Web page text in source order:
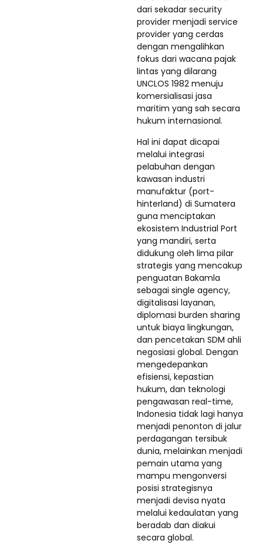
dari sekadar security
provider menjadi service
provider yang cerdas
dengan mengalihkan
fokus dari wacana pajak
lintas yang dilarang
UNCLOS 1982 menuju
komersialisasi jasa
maritim yang sah secara
hukum internasional.
Hal ini dapat dicapai
melalui integrasi
pelabuhan dengan
kawasan industri
manufaktur (port-
hinterland) di Sumatera
guna menciptakan
ekosistem Industrial Port
yang mandiri, serta
didukung oleh lima pilar
strategis yang mencakup
penguatan Bakamla
sebagai single agency,
digitalisasi layanan,
diplomasi burden sharing
untuk biaya lingkungan,
dan pencetakan SDM ahli
negosiasi global. Dengan
mengedepankan
efisiensi, kepastian
hukum, dan teknologi
pengawasan real-time,
Indonesia tidak lagi hanya
menjadi penonton di jalur
perdagangan tersibuk
dunia, melainkan menjadi
pemain utama yang
mampu mengonversi
posisi strategisnya
menjadi devisa nyata
melalui kedaulatan yang
beradab dan diakui
secara global.